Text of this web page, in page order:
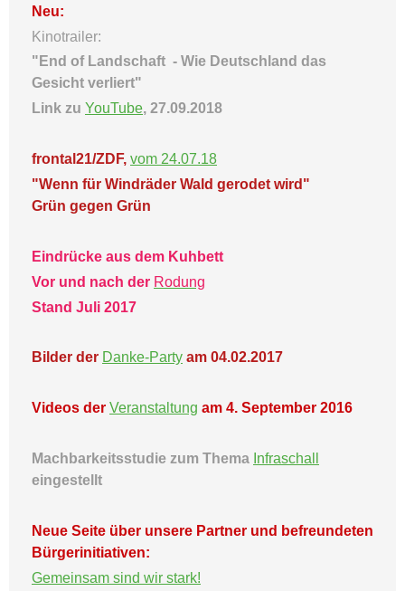
Neu:
Kinotrailer:
"End of Landschaft - Wie Deutschland das
Gesicht verliert"
Link zu YouTube, 27.09.2018
frontal21/ZDF, vom 24.07.18
"Wenn für Windräder Wald gerodet wird"
Grün gegen Grün
Eindrücke aus dem Kuhbett
Vor und nach der Rodung
Stand Juli 2017
Bilder der Danke-Party am 04.02.2017
Videos der Veranstaltung am 4. September 2016
Machbarkeitsstudie zum Thema Infraschall
eingestellt
Neue Seite über unsere Partner und befreundeten
Bürgerinitiativen:
Gemeinsam sind wir stark!